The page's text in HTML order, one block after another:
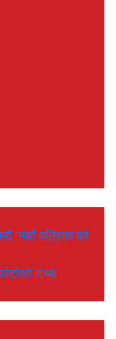
‘नयाँ पत्रिका’को
तथ्य